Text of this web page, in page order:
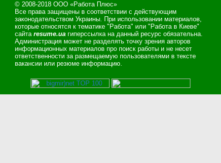
© 2008-2018 ООО «Работа Плюс»
Все права защищены в соответствии с действующим
законодательством Украины. При использовании материалов,
которые относятся к тематике "Работа" или "Работа в Киеве"
сайта resume.ua гиперссылка на данный ресурс обязательна.
Администрация может не разделять точку зрения авторов
информационных материалов про поиск работы и не несет
ответственности за размещаемую пользователями в тексте
вакансии или резюме информацию.